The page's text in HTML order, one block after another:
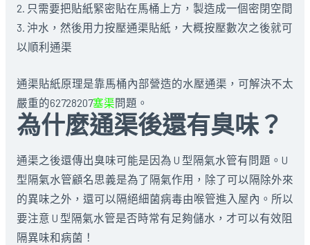
2. 只需要把貼紙緊密貼在馬桶上方，製造成一個密閉空間
3. 沖水，然後用力按壓通渠貼紙，大概按壓數次之後就可
以順利通渠
通渠貼紙原理是靠馬桶內部營造的水壓通渠，可解決不太
嚴重的62728207塞渠問題。
為什麼通渠後還有臭味？
通渠之後還傳出臭味可能是因為 U 型隔氣水管有問題。U
型隔氣水管顧名思義是為了隔氣作用，除了可以隔除外來
的異味之外，還可以隔絕細菌病毒由喉管進入屋內。所以
要注意 U 型隔氣水管是否時常有足夠儲水，才可以有效阻
隔異味和病菌！